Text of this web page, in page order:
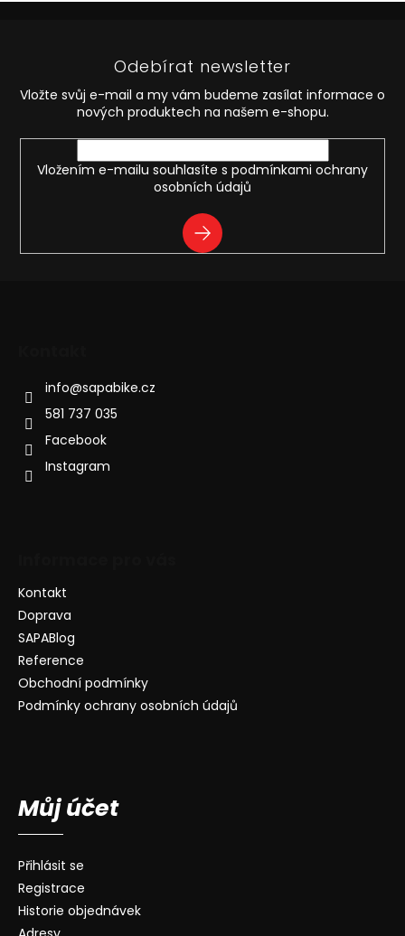
Odebírat newsletter
Vložte svůj e-mail a my vám budeme zasílat informace o
nových produktech na našem e-shopu.
Vložením e-mailu souhlasíte s podmínkami ochrany
osobních údajů
PŘIHLÁSIT
SE
info@sapabike.cz
581 737 035
Facebook
Instagram
Kontakt
Doprava
SAPABlog
Reference
Obchodní podmínky
Podmínky ochrany osobních údajů
Můj účet
Přihlásit se
Registrace
Historie objednávek